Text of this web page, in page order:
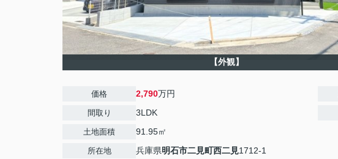
【外観】
価格 2,790万円
間取り 3LDK
土地面積 91.95㎡
所在地 兵庫県明石市二見町西二見1712-1